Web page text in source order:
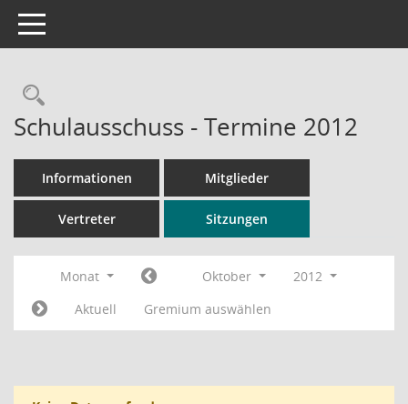
Toggle navigation
Rechercheauswahl
Schulausschuss - Termine 2012
Informationen Mitglieder
Vertreter Sitzungen
Monat Oktober
2012
Aktuell
Gremium auswählen